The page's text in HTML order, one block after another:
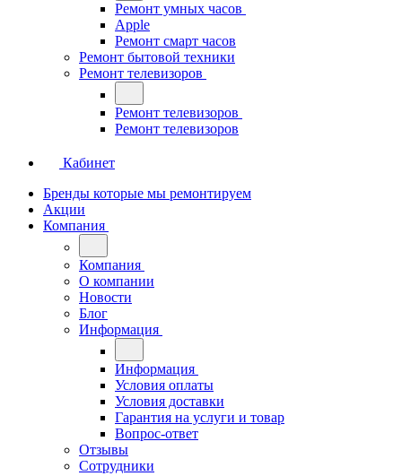
Ремонт умных часов
Apple
Ремонт смарт часов
Ремонт бытовой техники
Ремонт телевизоров
Ремонт телевизоров
Ремонт телевизоров
Кабинет
Бренды которые мы ремонтируем
Акции
Компания
Компания
О компании
Новости
Блог
Информация
Информация
Условия оплаты
Условия доставки
Гарантия на услуги и товар
Вопрос-ответ
Отзывы
Сотрудники